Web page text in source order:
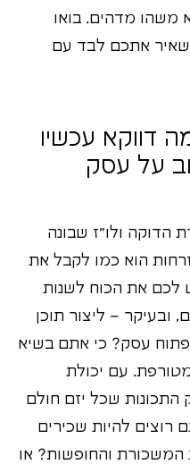
משהו מדהים. בואו
אתכם לבד עם
דווקא עכשיו
על עסק
הדוקה ולו"ז שבונה
הוא כמו לקבל את
לכם את הכוח לשנות
ובעיקר – ליצור תוכן
עסק? כי אתם בשיא
עם יכולת
התכונות שכל יזם חולם
רוצים להיות שכירים
והחופשות? או